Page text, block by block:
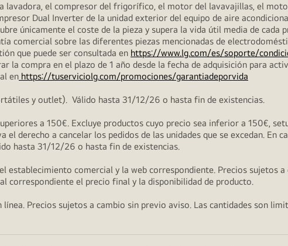
lavadora, el compresor del frigorífico, el motor del lavavajillas, el
Dual Inverter de la unidad exterior del equipo de aire
únicamente el coste de la pieza y supera la vida útil media de cada
comercial sobre las diferentes piezas mencionadas de
que puede ser consultada en https://www.lg.com/es/soporte/
compra en el plazo de 1 año desde la fecha de adquisición para
en https://tuserviciolg.com/promociones/garantiadeporvida
y outlet). Válido hasta 31/12/26 o hasta fin de existencias.
a 150€. Excluye productos cuyo precio sea inferior a 150€,
derecho a cancelar los pedidos de las unidades que se excedan. En
hasta 31/12/26 o hasta fin de existencias.
comercial y la web correspondiente. Precios sujetos
correspondiente el precio final y la disponibilidad de producto.
Precios sujetos a cambio sin previo aviso. Las cantidades son